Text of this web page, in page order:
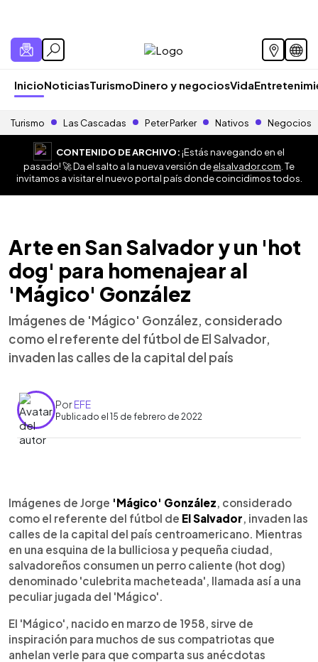
InicioNoticiasTurismoDinero y negociosVida
Turismo Las Cascadas Peter Parker Nativos Negocios
CONTENIDO DE ARCHIVO:¡Estás navegando en el
pasado! 🚀 Da el salto a la nueva versión deelsalvador.com . Te
invitamos a visitar el nuevo portal país donde coincidimos todos.
Arte en San Salvador y un 'hot
dog' para homenajear al
'Mágico' González
Imágenes de 'Mágico' González, considerado
como el referente del fútbol de El Salvador,
invaden las calles de la capital del país
PorEFE
Publicado el 15 de febrero de 2022
Escuchar artículo
Imágenes de Jorge 'Mágico' González, considerado
como el referente del fútbol de El Salvador, invaden las
calles de la capital del país centroamericano. Mientras
en una esquina de la bulliciosa y pequeña ciudad,
salvadoreños consumen un perro caliente (hot dog)
denominado 'culebrita macheteada', llamada así a una
peculiar jugada del 'Mágico'.
El 'Mágico', nacido en marzo de 1958, sirve de
inspiración para muchos de sus compatriotas que
anhelan verle para que comparta sus anécdotas